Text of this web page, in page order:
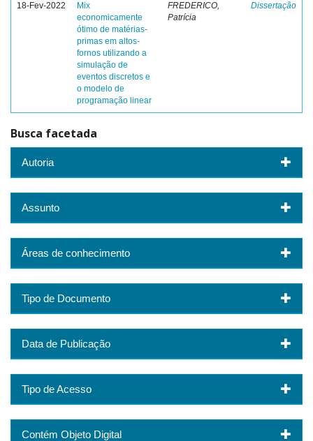
18-Fev-2022
Mix
economicamente
ótimo de matérias-
primas em altos-
fornos utilizando a
simulação de
eventos discretos e
o modelo de
programação linear
FREDERICO,
Patrícia
Dissertação
Busca facetada
Autoria
Assunto
Áreas de conhecimento
Tipo de Documento
Data de Publicação
Tipo de Acesso
Contém Objeto Digital